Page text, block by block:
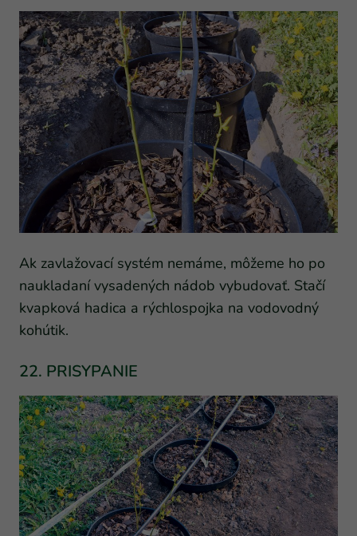
Ak zavlažovací systém nemáme, môžeme ho po
naukladaní vysadených nádob vybudovať. Stačí
kvapková hadica a rýchlospojka na vodovodný
kohútik.
22. PRISYPANIE